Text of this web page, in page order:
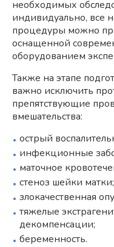
необходимых
индивидуально, все
процедуры можно
оснащенной
оборудованием
Также на этапе
важно исключить
препятствующие
вмешательства:
острый
инфекционные
маточное
стеноз шейки матки;
злокачественная
тяжелые
декомпенсации;
беременность.